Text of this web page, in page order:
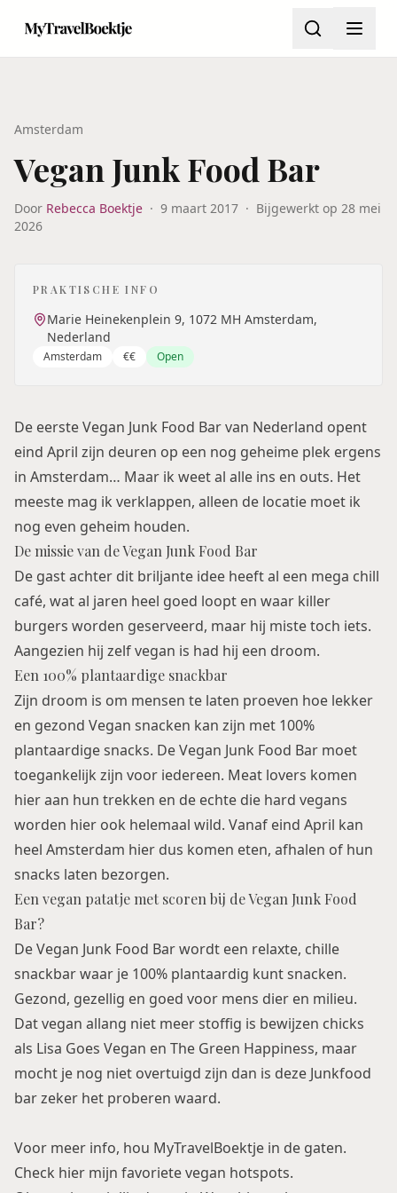
Amsterdam
Vegan Junk Food Bar
Door Rebecca Boektje · 9 maart 2017 · Bijgewerkt op 28 mei
2026
PRAKTISCHE INFO
Marie Heinekenplein 9, 1072 MH Amsterdam,
Nederland
Amsterdam €€ Open
De eerste Vegan Junk Food Bar van Nederland opent
eind April zijn deuren op een nog geheime plek ergens
in Amsterdam… Maar ik weet al alle ins en outs. Het
meeste mag ik verklappen, alleen de locatie moet ik
nog even geheim houden.
De missie van de Vegan Junk Food Bar
De gast achter dit briljante idee heeft al een mega chill
café, wat al jaren heel goed loopt en waar killer
burgers worden geserveerd, maar hij miste toch iets.
Aangezien hij zelf vegan is had hij een droom.
Een 100% plantaardige snackbar
Zijn droom is om mensen te laten proeven hoe lekker
en gezond Vegan snacken kan zijn met 100%
plantaardige snacks. De Vegan Junk Food Bar moet
toegankelijk zijn voor iedereen. Meat lovers komen
hier aan hun trekken en de echte die hard vegans
worden hier ook helemaal wild. Vanaf eind April kan
heel Amsterdam hier dus komen eten, afhalen of hun
snacks laten bezorgen.
Een vegan patatje met scoren bij de Vegan Junk Food
Bar?
De Vegan Junk Food Bar wordt een relaxte, chille
snackbar waar je 100% plantaardig kunt snacken.
Gezond, gezellig en goed voor mens dier en milieu.
Dat vegan allang niet meer stoffig is bewijzen chicks
als Lisa Goes Vegan en The Green Happiness, maar
mocht je nog niet overtuigd zijn dan is deze Junkfood
bar zeker het proberen waard.
Voor meer info, hou MyTravelBoektje in de gaten.
Check hier mijn favorietevegan hotspots.